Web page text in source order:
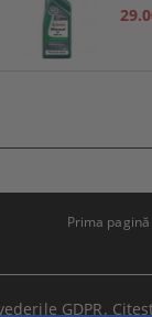
Prima pagină
GDPR.